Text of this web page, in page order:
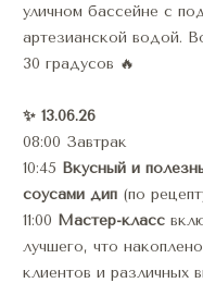
уличном бассейне с
артезианской водой.
30 градусов 🔥
✨ 13.06.26
08:00 Завтрак
10:45 Вкусный и
соусами дип (по
11:00 Мастер-класс
лучшего, что
клиентов и различных